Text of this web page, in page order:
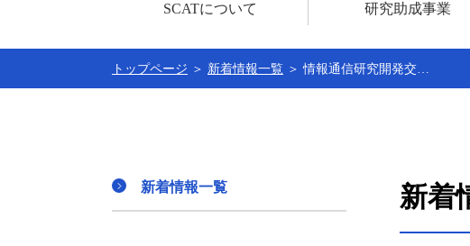
SCATについて 研究助成事業
トップページ ＞ 新着情報一覧 ＞ 情報通信研究開発交…
新着情報一覧 新着